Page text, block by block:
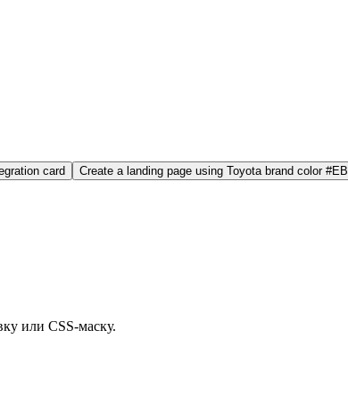
card Create a landing page using Toyota brand color
или CSS-маску.